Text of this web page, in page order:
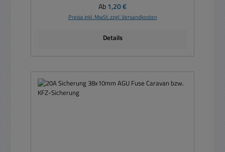
Regulärer Preis:
Ab1,20 €
Preise inkl. MwSt. zzgl. Versandkosten
Details